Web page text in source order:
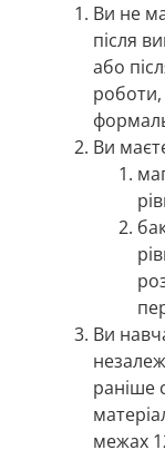
Ви не
після
або
Ви
Ви
раніше
межах